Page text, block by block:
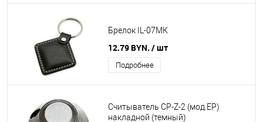
Брелок IL-07MК
12.79 BYN. / шт
Подробнее
Считыватель CP-Z-2 (мод.ЕP)
накладной (темный)